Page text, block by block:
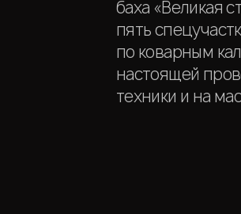
баха «Великая
пять
по коварным
настоящей
техники и на